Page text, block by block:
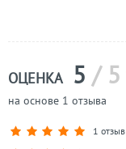
ОЦЕНКА 5 / 5
на основе 1 отзыва
1 отзыв